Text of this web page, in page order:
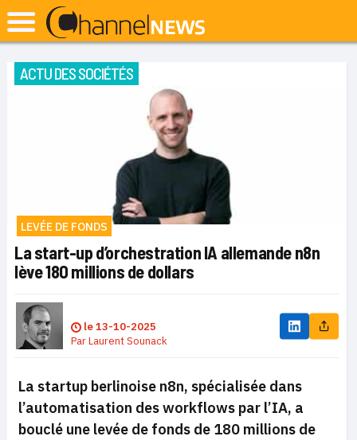
ACTU DES SOCIÉTÉS
LEVÉE DE FONDS
La start-up d’orchestration IA allemande n8n
lève 180 millions de dollars
le13-10-2025
ParLaurent Sounack
La startup berlinoise n8n, spécialisée dans
l’automatisation des workflows par l’IA, a
bouclé une levée de fonds de 180 millions de